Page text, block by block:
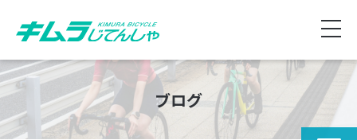
ブログ